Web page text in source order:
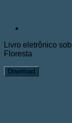
Livro eletrônico
Floresta
Download